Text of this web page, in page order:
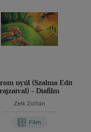
nyúl (Szalma Edit
rajzaival) - Diafilm
Zelk Zoltán
Film